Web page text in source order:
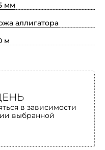
мм
аллигатора
м
в зависимости
выбранной